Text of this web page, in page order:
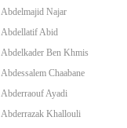
Abdelmajid Najar
Abdellatif Abid
Abdelkader Ben Khmis
Abdessalem Chaabane
Abderraouf Ayadi
Abderrazak Khallouli